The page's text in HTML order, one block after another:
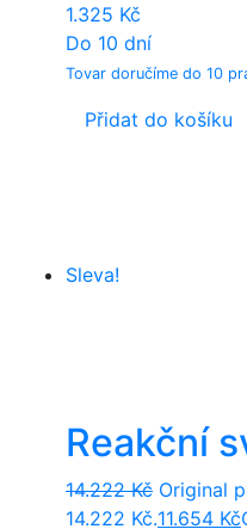
1.325 Kč
Do 10 dní
Tovar doručíme do 10
Přidat do košíku
Sleva!
Reakční
14.222Kč Original
14.222 Kč.11.654 Kč